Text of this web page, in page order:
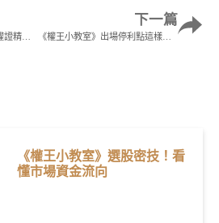
《權王小教室》超實用！權證精華大補帖！
下一篇
《權王小教室》出場停利點這樣抓，把權證賣得剛剛好！
《權王小教室》選股密技！看
懂市場資金流向